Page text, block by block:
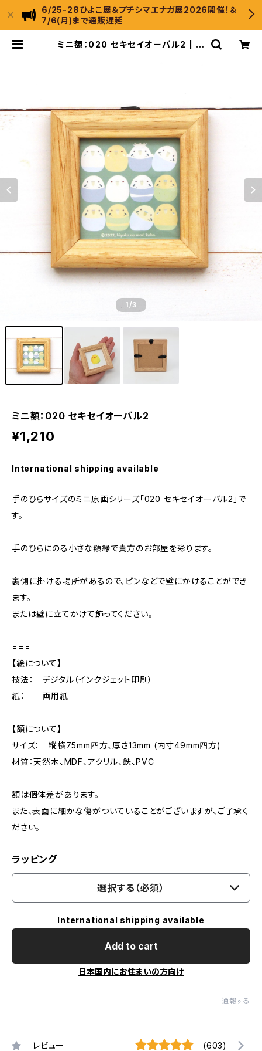
6/25-28ひよこ展＆プチシマエナガ展2026開催！＆
7/6(月)まで通販遅延
ミニ額：020 セキセイオーバル2 | ひ
1/3
ミニ額：020 セキセイオーバル2
¥1,210
International shipping available
手のひらサイズのミニ原画シリーズ「020 セキセイオーバル2」で
す。
手のひらにのる小さな額縁で貴方のお部屋を彩ります。
裏側に掛ける場所があるので、ピンなどで壁にかけることができ
ます。
または壁に立てかけて飾ってください。
===
【絵について】
技法： デジタル（インクジェット印刷）
紙： 画用紙
【額について】
サイズ： 縦横75mm四方、厚さ13mm (内寸49mm四方)
材質：天然木、MDF、アクリル、鉄、PVC
額は個体差があります。
また、表面に細かな傷がついていることがございますが、ご了承く
ださい。
ラッピング
選択する（必須）
International shipping available
Add to cart
日本国内にお住まいの方向け
通報する
レビュー (603)